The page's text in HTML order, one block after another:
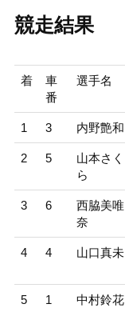
競走結果
着
車
番
選手名
1 3 内野艶和
2 5
山本さく
ら
3 6
西脇美唯
奈
4 4 山口真未
5 1 中村鈴花